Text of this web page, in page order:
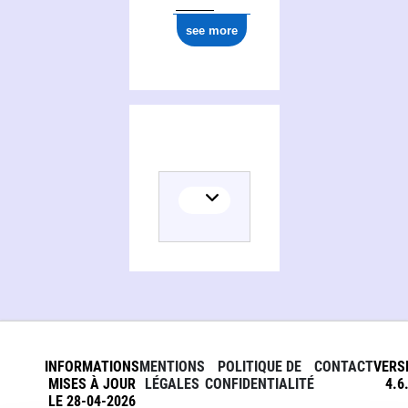
see more
INFORMATIONS
MISES À JOUR
LE 28-04-2026
MENTIONS
LÉGALES
POLITIQUE DE
CONFIDENTIALITÉ
CONTACT